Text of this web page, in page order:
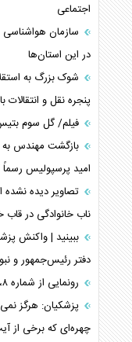
اجتماعی
سازمان هواشناسی
در این استان‌ها
شوک بزرگ به
پنجره نقل و انتقالات
فیلم/ گل سوم
بازگشت مهندس
امید پرسپولیس رسماً
تصاویر دیده
ناب خانوادگی در قاب
ببینید | واکنش
دفتر رئیس‌جمهور و
رونمایی از شماره ۷،۸ و ۱۰ جدید پرسپولیس
پزشکیان: هرگز
چهره‌ای که برخی از